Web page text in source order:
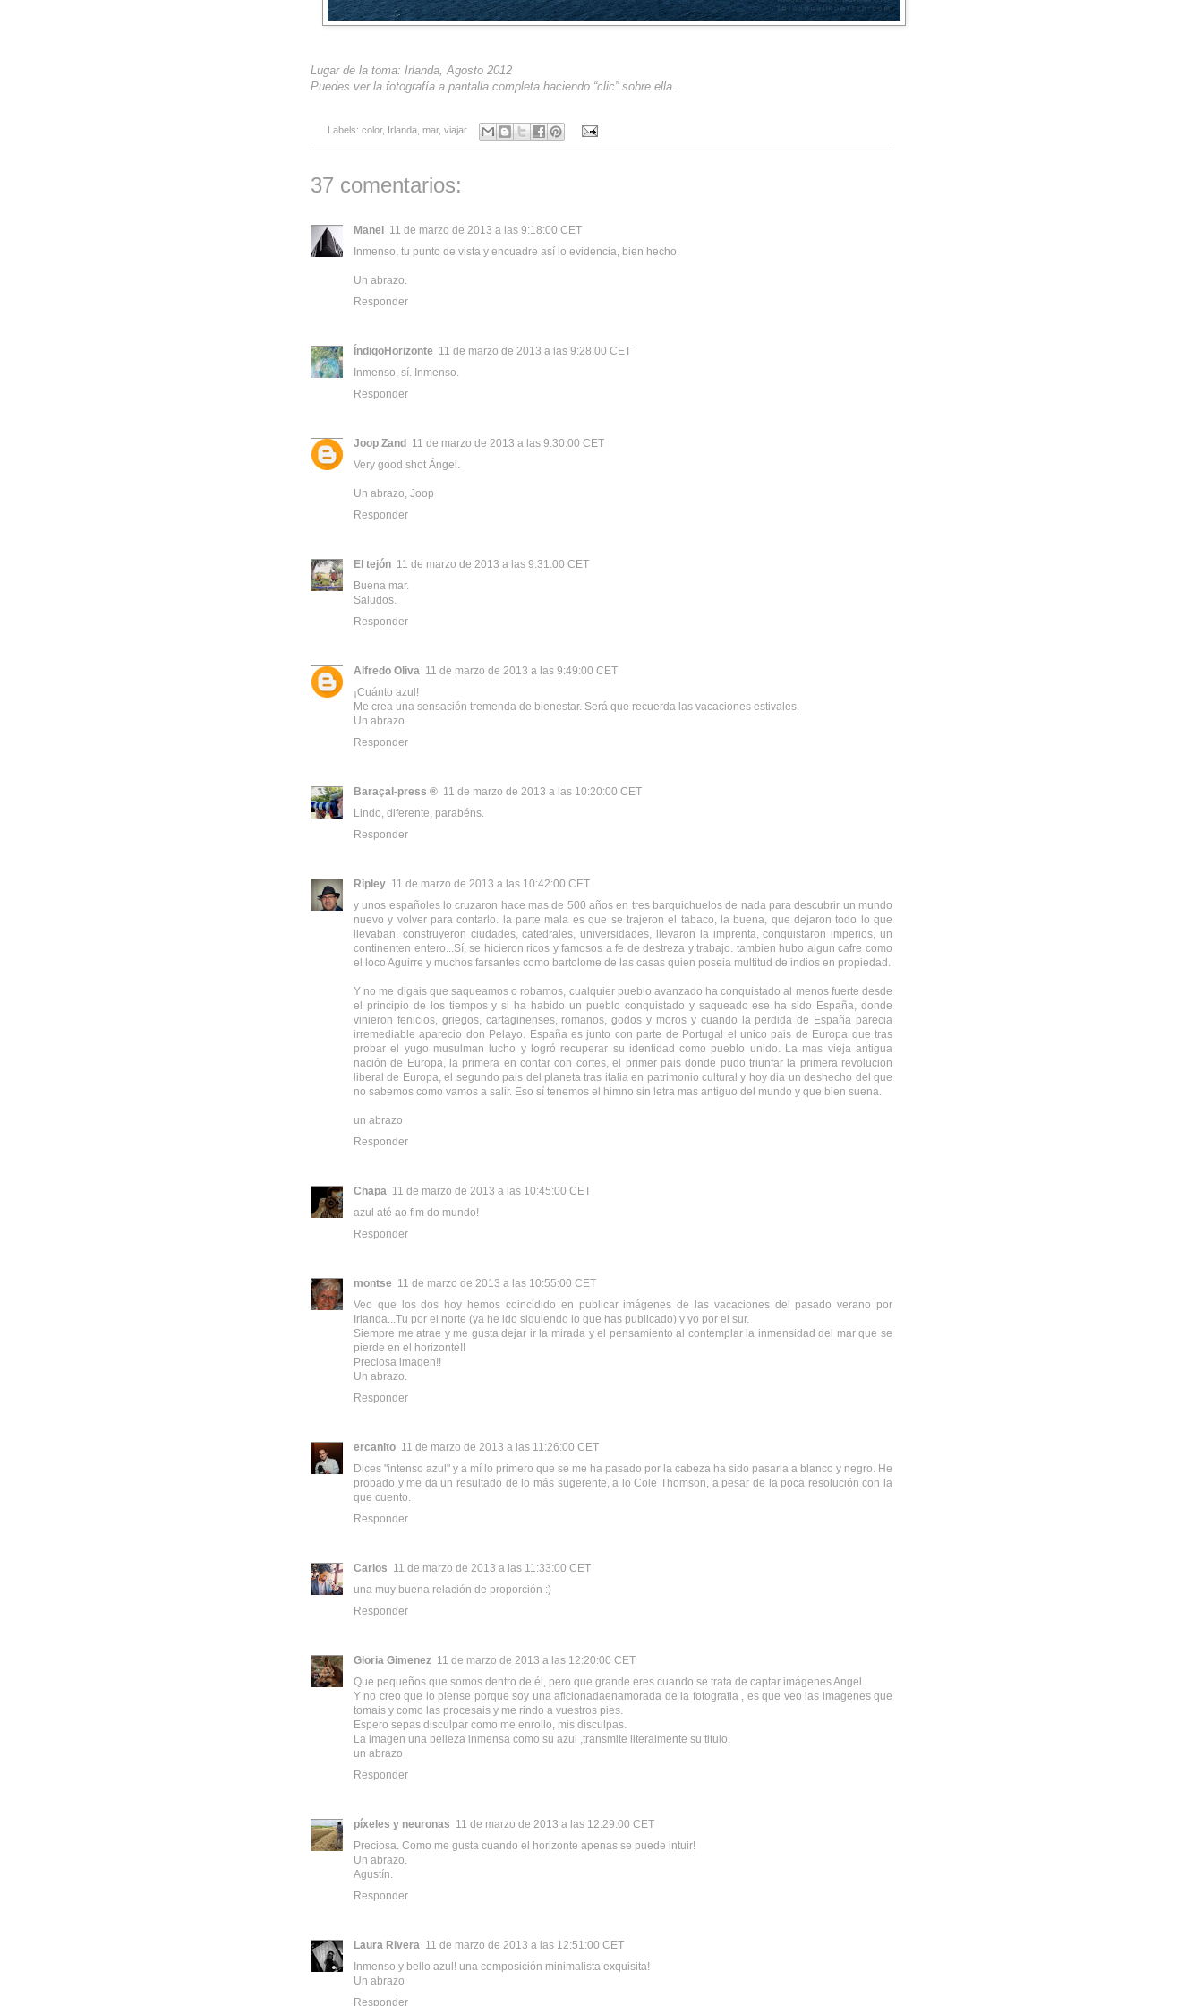
Lugar de la toma: Irlanda, Agosto 2012
Puedes ver la fotografía a pantalla completa haciendo “clic” sobre ella.
Labels: color, Irlanda, mar, viajar
37 comentarios:
Manel 11 de marzo de 2013 a las 9:18:00 CET
Inmenso, tu punto de vista y encuadre así lo evidencia, bien hecho.
Un abrazo.
Responder
ÍndigoHorizonte 11 de marzo de 2013 a las 9:28:00 CET
Inmenso, sí. Inmenso.
Responder
Joop Zand 11 de marzo de 2013 a las 9:30:00 CET
Very good shot Ángel.
Un abrazo, Joop
Responder
El tejón 11 de marzo de 2013 a las 9:31:00 CET
Buena mar.
Saludos.
Responder
Alfredo Oliva 11 de marzo de 2013 a las 9:49:00 CET
¡Cuánto azul!
Me crea una sensación tremenda de bienestar. Será que recuerda las vacaciones estivales.
Un abrazo
Responder
Baraçal-press ® 11 de marzo de 2013 a las 10:20:00 CET
Lindo, diferente, parabéns.
Responder
Ripley 11 de marzo de 2013 a las 10:42:00 CET
y unos españoles lo cruzaron hace mas de 500 años en tres barquichuelos de nada para descubrir un mundo
nuevo y volver para contarlo. la parte mala es que se trajeron el tabaco, la buena, que dejaron todo lo que
llevaban. construyeron ciudades, catedrales, universidades, llevaron la imprenta, conquistaron imperios, un
continenten entero...Sí, se hicieron ricos y famosos a fe de destreza y trabajo. tambien hubo algun cafre como
el loco Aguirre y muchos farsantes como bartolome de las casas quien poseia multitud de indios en propiedad.
Y no me digais que saqueamos o robamos, cualquier pueblo avanzado ha conquistado al menos fuerte desde
el principio de los tiempos y si ha habido un pueblo conquistado y saqueado ese ha sido España, donde
vinieron fenicios, griegos, cartaginenses, romanos, godos y moros y cuando la perdida de España parecia
irremediable aparecio don Pelayo. España es junto con parte de Portugal el unico pais de Europa que tras
probar el yugo musulman lucho y logró recuperar su identidad como pueblo unido. La mas vieja antigua
nación de Europa, la primera en contar con cortes, el primer pais donde pudo triunfar la primera revolucion
liberal de Europa, el segundo pais del planeta tras italia en patrimonio cultural y hoy dia un deshecho del que
no sabemos como vamos a salir. Eso sí tenemos el himno sin letra mas antiguo del mundo y que bien suena.
un abrazo
Responder
Chapa 11 de marzo de 2013 a las 10:45:00 CET
azul até ao fim do mundo!
Responder
montse 11 de marzo de 2013 a las 10:55:00 CET
Veo que los dos hoy hemos coincidido en publicar imágenes de las vacaciones del pasado verano por
Irlanda...Tu por el norte (ya he ido siguiendo lo que has publicado) y yo por el sur.
Siempre me atrae y me gusta dejar ir la mirada y el pensamiento al contemplar la inmensidad del mar que se
pierde en el horizonte!!
Preciosa imagen!!
Un abrazo.
Responder
ercanito 11 de marzo de 2013 a las 11:26:00 CET
Dices "intenso azul" y a mí lo primero que se me ha pasado por la cabeza ha sido pasarla a blanco y negro. He
probado y me da un resultado de lo más sugerente, a lo Cole Thomson, a pesar de la poca resolución con la
que cuento.
Responder
Carlos 11 de marzo de 2013 a las 11:33:00 CET
una muy buena relación de proporción :)
Responder
Gloria Gimenez 11 de marzo de 2013 a las 12:20:00 CET
Que pequeños que somos dentro de él, pero que grande eres cuando se trata de captar imágenes Angel.
Y no creo que lo piense porque soy una aficionadaenamorada de la fotografia , es que veo las imagenes que
tomais y como las procesais y me rindo a vuestros pies.
Espero sepas disculpar como me enrollo, mis disculpas.
La imagen una belleza inmensa como su azul ,transmite literalmente su titulo.
un abrazo
Responder
píxeles y neuronas 11 de marzo de 2013 a las 12:29:00 CET
Preciosa. Como me gusta cuando el horizonte apenas se puede intuir!
Un abrazo.
Agustín.
Responder
Laura Rivera 11 de marzo de 2013 a las 12:51:00 CET
Inmenso y bello azul! una composición minimalista exquisita!
Un abrazo
Responder